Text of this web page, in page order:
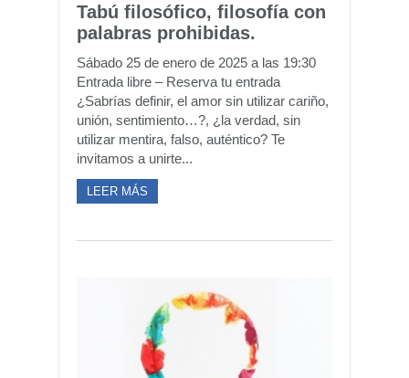
Tabú filosófico, filosofía con
palabras prohibidas.
Sábado 25 de enero de 2025 a las 19:30
Entrada libre – Reserva tu entrada
¿Sabrías definir, el amor sin utilizar cariño,
unión, sentimiento…?, ¿la verdad, sin
utilizar mentira, falso, auténtico? Te
invitamos a unirte...
LEER MÁS